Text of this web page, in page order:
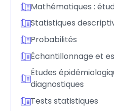
Mathématiques :
Statistiques
Probabilités
Échantillonnage et
Études
diagnostiques
Tests statistiques